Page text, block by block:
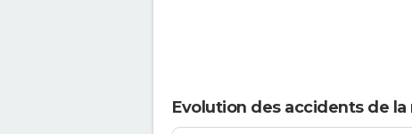
Evolution des accidents de la